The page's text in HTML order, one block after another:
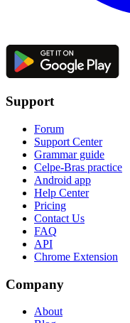
Support
Forum
Support Center
Grammar guide
Celpe-Bras practice
Android app
Help Center
Pricing
Contact Us
FAQ
API
Chrome Extension
Company
About